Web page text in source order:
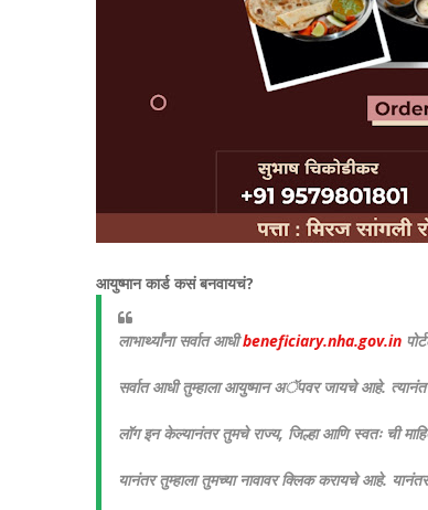
आयुष्मान कार्ड कसं बनवायचं?
लाभार्थ्यांना सर्वात आधीbeneficiary.nha.gov.in
सर्वात आधी तुम्हाला आयुष्मान अॅपवर जायचे आहे.
लॉग इन केल्यानंतर तुमचे राज्य, जिल्हा आणि स्वतः ची
यानंतर तुम्हाला तुमच्या नावावर क्लिक करायचे आहे.